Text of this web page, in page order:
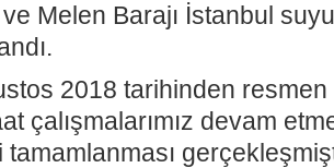
Melen Barajı İstanbul
2018 tarihinden
çalışmalarımız devam